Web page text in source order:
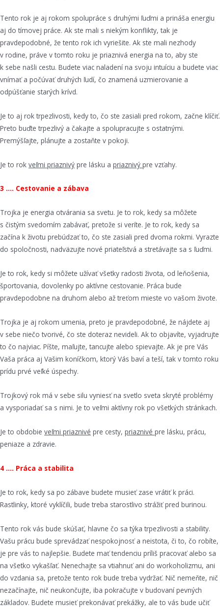
Tento rok je aj rokom spolupráce s druhými ľuďmi a prináša energiu
aj do tímovej práce. Ak ste mali s niekým konflikty, tak je
pravdepodobné, že tento rok ich vyriešite. Ak ste mali nezhody
v rodine, práve v tomto roku je priaznivá energia na to, aby ste
k sebe našli cestu. Budete viac naladení na svoju intuíciu a budete viac
vnímať a počúvať druhých ľudí, čo znamená uzmierovanie a
odpúšťanie starých krívd.
Je to aj rok trpezlivosti, kedy to, čo ste zasiali pred rokom, začne klíčiť.
Preto buďte trpezlivý a čakajte a spolupracujte s ostatnými.
Premýšľajte, plánujte a zostaňte v pokoji.
Je to rok veľmi priaznivý pre lásku a priaznivý pre vzťahy.
3 …. Cestovanie a zábava
Trojka je energia otvárania sa svetu. Je to rok, kedy sa môžete
s čistým svedomím zabávať, pretože si veríte. Je to rok, kedy sa
začína k životu prebúdzať to, čo ste zasiali pred dvoma rokmi. Vyrazte
do spoločnosti, nadväzujte nové priateľstvá a stretávajte sa s ľuďmi.
Je to rok, kedy si môžete užívať všetky radosti života, od leňošenia,
športovania, dovolenky po aktívne cestovanie. Práca bude
pravdepodobne na druhom alebo až treťom mieste vo vašom živote.
Trojka je aj rokom umenia, preto je pravdepodobné, že nájdete aj
v sebe niečo tvorivé, čo ste doteraz nevideli. Ak to objavíte, vyjadrujte
to čo najviac. Píšte, maľujte, tancujte alebo spievajte. Ak je pre Vás
Vaša práca aj Vašim koníčkom, ktorý Vás baví a teší, tak v tomto roku
prídu prvé veľké úspechy.
Trojkový rok má v sebe silu vyniesť na svetlo sveta skryté problémy
a vysporiadať sa s nimi. Je to veľmi aktívny rok po všetkých stránkach.
Je to obdobie veľmi priaznivé pre cesty, priaznivé pre lásku, prácu,
peniaze a zdravie.
4 …. Práca a stabilita
Je to rok, kedy sa po zábave budete musieť zase vrátiť k práci.
Rastlinky, ktoré vyklíčili, bude treba starostlivo strážiť pred burinou.
Tento rok vás bude skúšať, hlavne čo sa týka trpezlivosti a stability.
Vašu prácu bude sprevádzať nespokojnosť a neistota, či to, čo robíte,
je pre vás to najlepšie. Budete mať tendenciu príliš pracovať alebo sa
na všetko vykašľať. Nenechajte sa vtiahnuť ani do workoholizmu, ani
do vzdania sa, pretože tento rok bude treba vydržať. Nič nemeňte, nič
nezačínajte, nič neukončujte, iba pokračujte v budovaní pevných
základov. Budete musieť prekonávať prekážky, ale to vás bude učiť